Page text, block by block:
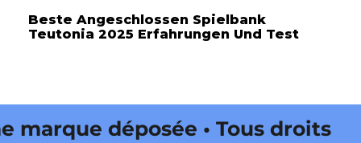
Beste Angeschlossen Spielbank
Teutonia 2025 Erfahrungen Und Test
déposée • Tous droits